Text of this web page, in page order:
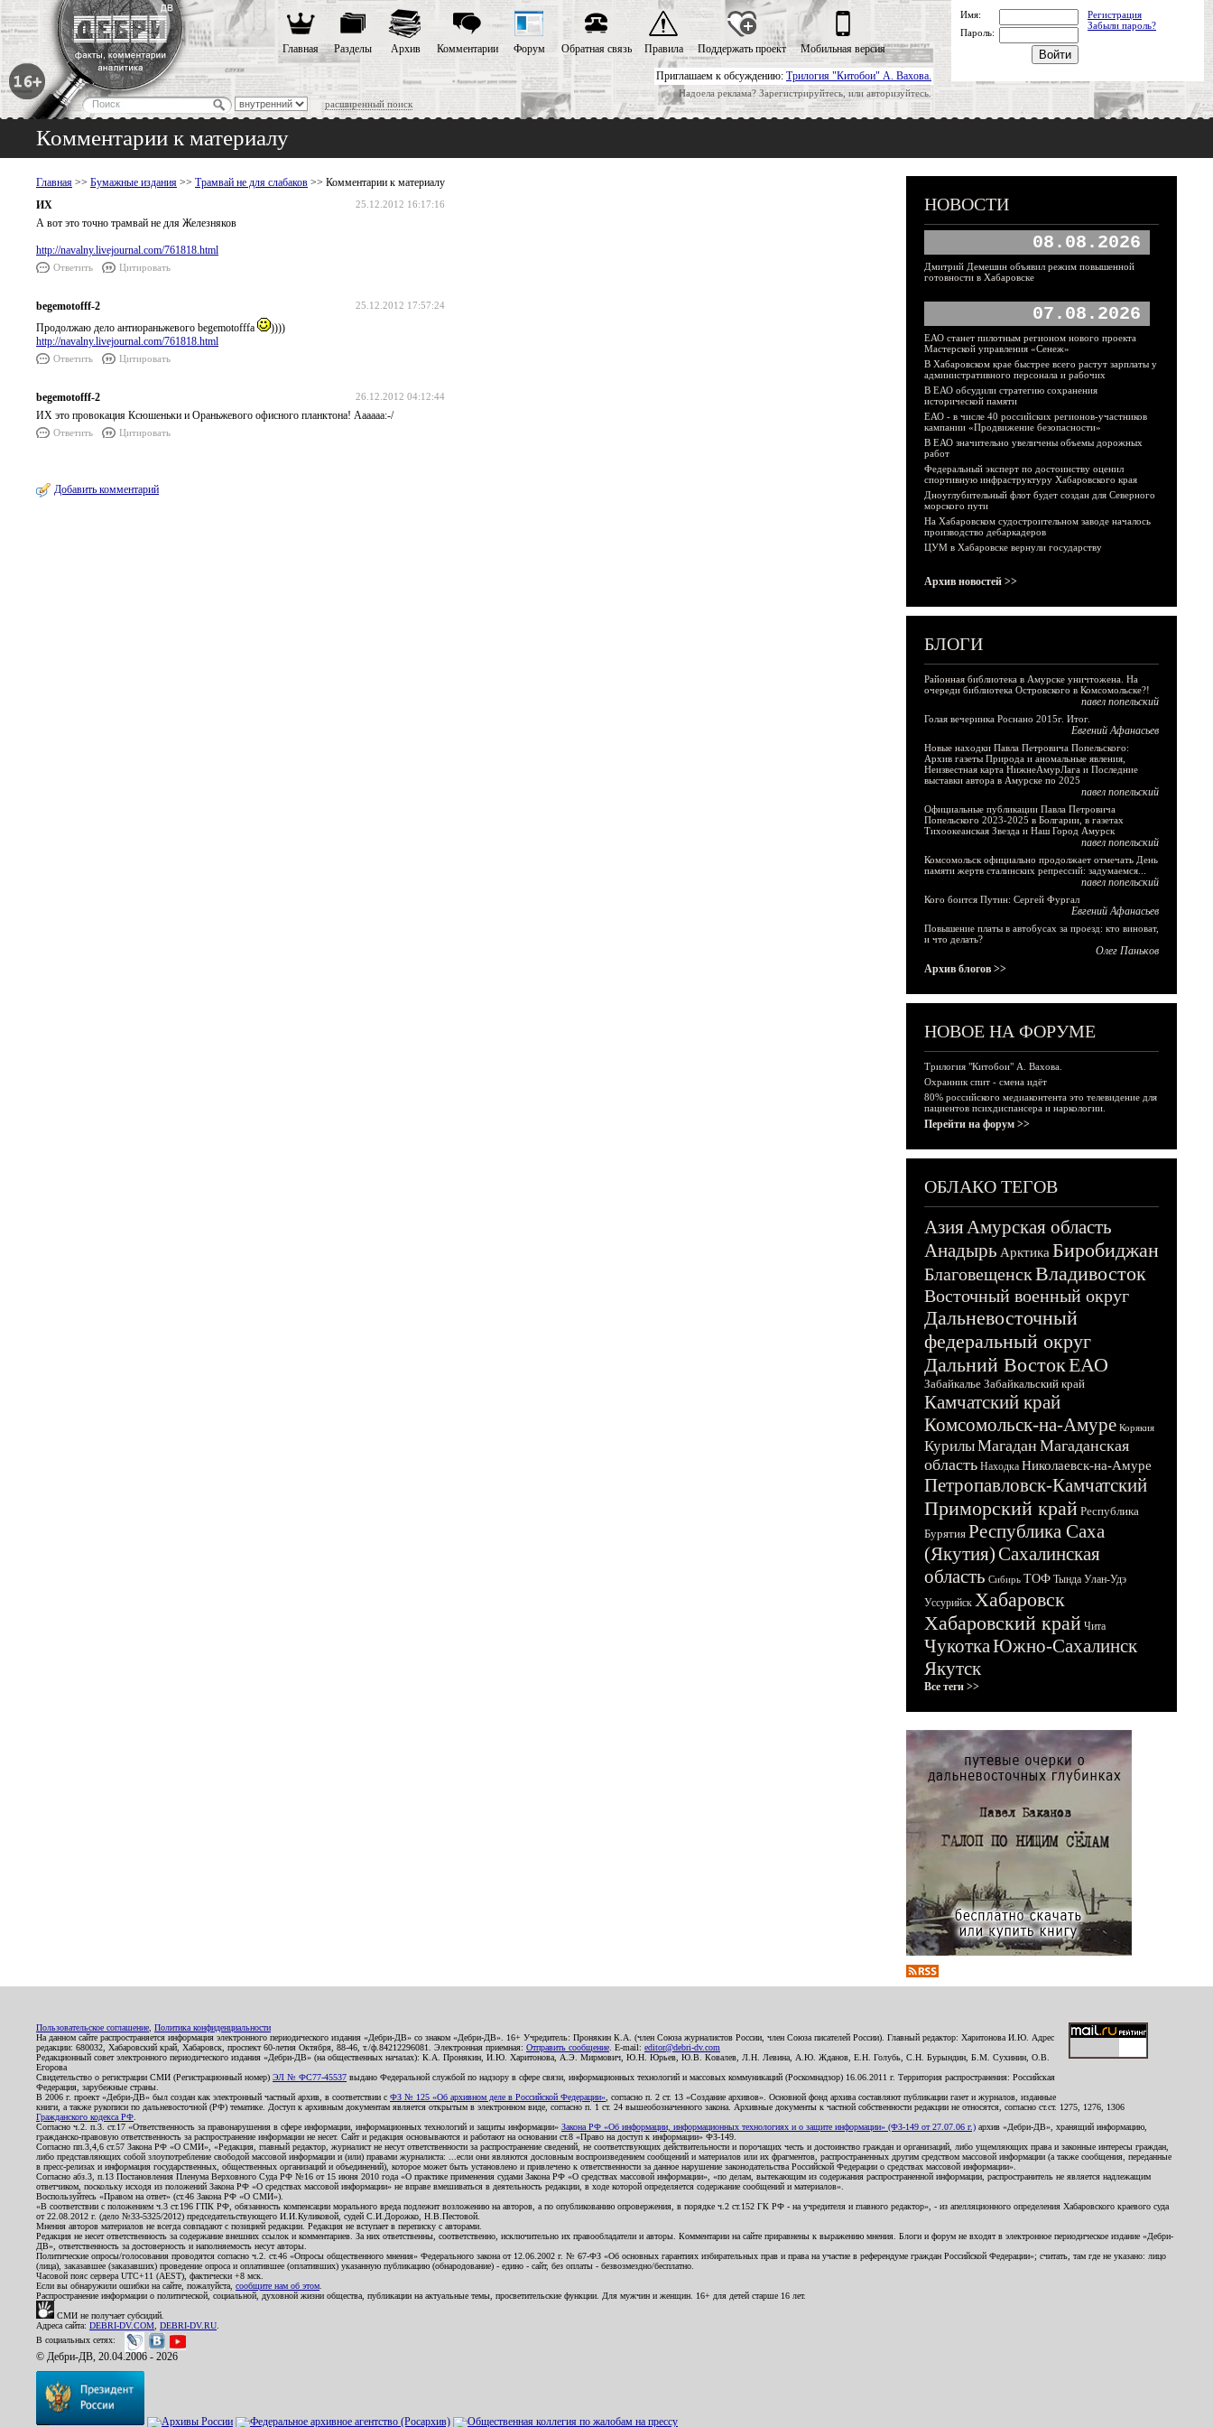
Приглашаем к обсуждению: Трилогия "Китобои" А. Вахова.
Надоела реклама? Зарегистрируйтесь, или авторизуйтесь.
расширенный поиск
Главная Разделы Архив Комментарии Форум Обратная связь Правила Поддержать проект Мобильная версия
Имя:
Регистрация
Забыли пароль?
Пароль:
Комментарии к материалу
Главная >> Бумажные издания >> Трамвай не для слабаков >> Комментарии к материалу
25.12.2012 16:17:16
ИХ
А вот это точно трамвай не для Железняков
http://navalny.livejournal.com/761818.html
Ответить Цитировать
25.12.2012 17:57:24
begemotofff-2
Продолжаю дело антиораньжевого begemotofffa
))))
http://navalny.livejournal.com/761818.html
Ответить Цитировать
26.12.2012 04:12:44
begemotofff-2
ИХ это провокация Ксюшеньки и Ораньжевого офисного планктона! Аааааа:-/
Ответить Цитировать
Добавить комментарий
НОВОСТИ
08.08.2026
Дмитрий Демешин объявил режим повышенной
готовности в Хабаровске
07.08.2026
ЕАО станет пилотным регионом нового проекта
Мастерской управления «Сенеж»
В Хабаровском крае быстрее всего растут зарплаты у
административного персонала и рабочих
В ЕАО обсудили стратегию сохранения
исторической памяти
ЕАО - в числе 40 российских регионов-участников
кампании «Продвижение безопасности»
В ЕАО значительно увеличены объемы дорожных
работ
Федеральный эксперт по достоинству оценил
спортивную инфраструктуру Хабаровского края
Дноуглубительный флот будет создан для Северного
морского пути
На Хабаровском судостроительном заводе началось
производство дебаркадеров
ЦУМ в Хабаровске вернули государству
Архив новостей >>
БЛОГИ
Районная библиотека в Амурске уничтожена. На
очереди библиотека Островского в Комсомольске?!
павел попельский
Голая вечеринка Роснано 2015г. Итог.
Евгений Афанасьев
Новые находки Павла Петровича Попельского:
Архив газеты Природа и аномальные явления,
Неизвестная карта НижнеАмурЛага и Последние
выставки автора в Амурске по 2025
павел попельский
Официальные публикации Павла Петровича
Попельского 2023-2025 в Болгарии, в газетах
Тихоокеанская Звезда и Наш Город Амурск
павел попельский
Комсомольск официально продолжает отмечать День
памяти жертв сталинских репрессий: задумаемся...
павел попельский
Кого боится Путин: Сергей Фургал
Евгений Афанасьев
Повышение платы в автобусах за проезд: кто виноват,
и что делать?
Олег Паньков
Архив блогов >>
НОВОЕ НА ФОРУМЕ
Трилогия "Китобои" А. Вахова.
Охранник спит - смена идёт
80% российского медиаконтента это телевидение для
пациентов психдиспансера и наркологии.
Перейти на форум >>
ОБЛАКО ТЕГОВ
АзияАмурская область
Анадырь Арктика Биробиджан
БлаговещенскВладивосток
Восточный военный округ
Дальневосточный
федеральный округ
Дальний ВостокЕАО
Забайкалье Забайкальский край
Камчатский край
Комсомольск-на-Амуре Корякия
КурилыМагадан Магаданская
область Находка Николаевск-на-Амуре
Петропавловск-Камчатский
Приморский край Республика
Бурятия Республика Саха
(Якутия)Сахалинская
область Сибирь ТОФ Тында Улан-Удэ
Уссурийск Хабаровск
Хабаровский край Чита
ЧукоткаЮжно-Сахалинск
Якутск
Все теги >>
Пользовательское соглашение Политика конфиденциальности
На данном сайте распространяется информация электронного периодического издания «Дебри-ДВ» со знаком «Дебри-ДВ». 16+ Учредитель: Пронякин К.А. (член Союза журналистов России, член Союза писателей России). Главный редактор: Харитонова И.Ю. Адрес
редакции: 680032, Хабаровский край, Хабаровск, проспект 60-летия Октября, 88-46, т./ф.84212296081. Электронная приемная: Отправить сообщение . E-mail: editor@debri-dv.com
Редакционный совет электронного периодического издания «Дебри-ДВ» (на общественных началах): К.А. Пронякин, И.Ю. Харитонова, А.Э. Мирмович, Ю.Н. Юрьев, Ю.В. Ковалев, Л.Н. Левина, А.Ю. Жданов, Е.Н. Голубь, С.Н. Бурындин, Б.М. Сухинин, О.В.
Егорова
Свидетельство о регистрации СМИ (Регистрационный номер) ЭЛ № ФС77-45537 выдано Федеральной службой по надзору в сфере связи, информационных технологий и массовых коммуникаций (Роскомнадзор) 16.06.2011 г. Территория распространения: Российская
Федерация, зарубежные страны.
В 2006 г. проект «Дебри-ДВ» был создан как электронный частный архив, в соответствии с ФЗ № 125 «Об архивном деле в Российской Федерации» , согласно п. 2 ст. 13 «Создание архивов». Основной фонд архива составляют публикации газет и журналов, изданные
книги, а также рукописи по дальневосточной (РФ) тематике. Доступ к архивным документам является открытым в электронном виде, согласно п. 1 ст. 24 вышеобозначенного закона. Архивные документы к частной собственности редакции не относятся, согласно ст.ст. 1275, 1276, 1306
Гражданского кодекса РФ
Согласно ч.2. п.3. ст.17 «Ответственность за правонарушения в сфере информации, информационных технологий и защиты информации» Закона РФ «Об информации, информационных технологиях и о защите информации» (ФЗ-149 от 27.07.06 г.) архив «Дебри-ДВ», хранящий информацию,
гражданско-правовую ответственность за распространение информации не несет. Сайт и редакция основываются и работают на основании ст.8 «Право на доступ к информации» ФЗ-149.
Согласно пп.3,4,6 ст.57 Закона РФ «О СМИ», «Редакция, главный редактор, журналист не несут ответственности за распространение сведений, не соответствующих действительности и порочащих честь и достоинство граждан и организаций, либо ущемляющих права и законные интересы граждан,
либо представляющих собой злоупотребление свободой массовой информации и (или) правами журналиста: ...если они являются дословным воспроизведением сообщений и материалов или их фрагментов, распространенных другим средством массовой информации (а также сообщения, переданные
в пресс-релизах и информация государственных, общественных организаций и объединений), которое может быть установлено и привлечено к ответственности за данное нарушение законодательства Российской Федерации о средствах массовой информации».
Согласно абз.3, п.13 Постановления Пленума Верховного Суда РФ №16 от 15 июня 2010 года «О практике применения судами Закона РФ «О средствах массовой информации», «по делам, вытекающим из содержания распространенной информации, распространитель не является надлежащим
ответчиком, поскольку исходя из положений Закона РФ «О средствах массовой информации» не вправе вмешиваться в деятельность редакции, в ходе которой определяется содержание сообщений и материалов».
Воспользуйтесь «Правом на ответ» (ст.46 Закона РФ «О СМИ»).
«В соответствии с положением ч.3 ст.196 ГПК РФ, обязанность компенсации морального вреда подлежит возложению на авторов, а по опубликованию опровержения, в порядке ч.2 ст.152 ГК РФ - на учредителя и главного редактор», - из апелляционного определения Хабаровского краевого суда
от 22.08.2012 г. (дело №33-5325/2012) председательствующего И.И.Куликовой, судей С.И.Дорожко, Н.В.Пестовой.
Мнения авторов материалов не всегда совпадают с позицией редакции. Редакция не вступает в переписку с авторами.
Редакция не несет ответственность за содержание внешних ссылок и комментариев. За них ответственны, соответственно, исключительно их правообладатели и авторы. Комментарии на сайте приравнены к выражению мнения. Блоги и форум не входят в электронное периодическое издание «Дебри-
ДВ», ответственность за достоверность и наполняемость несут авторы.
Политические опросы/голосования проводятся согласно ч.2. ст.46 «Опросы общественного мнения» Федерального закона от 12.06.2002 г. № 67-ФЗ «Об основных гарантиях избирательных прав и права на участие в референдуме граждан Российской Федерации»; считать, там где не указано: лицо
(лица), заказавшее (заказавших) проведение опроса и оплатившее (оплативших) указанную публикацию (обнародование) - едино - сайт, без оплаты - безвозмездно/бесплатно.
Часовой пояс сервера UTC+11 (AEST), фактически +8 мск.
Если вы обнаружили ошибки на сайте, пожалуйста, сообщите нам об этом
Распространение информации о политической, социальной, духовной жизни общества, публикации на актуальные темы, просветительские функции. Для мужчин и женщин. 16+ для детей старше 16 лет.
СМИ не получает субсидий.
Адреса сайта: DEBRI-DV.COM DEBRI-DV.RU
В социальных сетях:
© Дебри-ДВ, 20.04.2006 - 2026